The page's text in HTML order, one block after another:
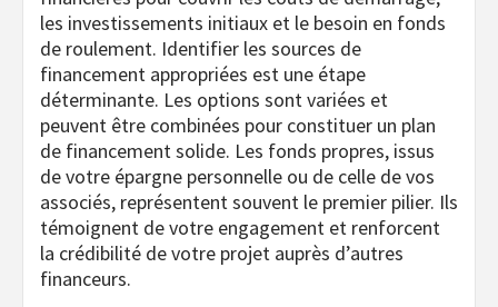
les investissements initiaux et le besoin en fonds
de roulement. Identifier les sources de
financement appropriées est une étape
déterminante. Les options sont variées et
peuvent être combinées pour constituer un plan
de financement solide. Les fonds propres, issus
de votre épargne personnelle ou de celle de vos
associés, représentent souvent le premier pilier. Ils
témoignent de votre engagement et renforcent
la crédibilité de votre projet auprès d’autres
financeurs.